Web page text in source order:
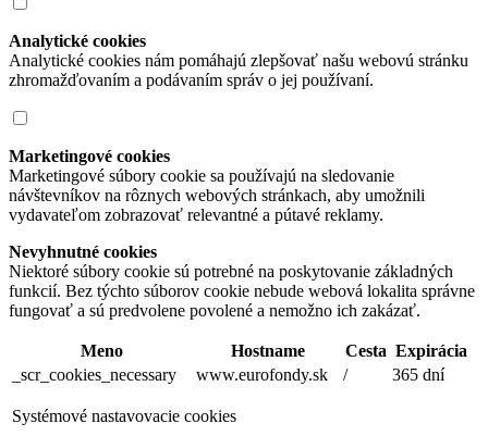
Analytické cookies
Analytické cookies nám pomáhajú zlepšovať našu webovú stránku
zhromažďovaním a podávaním správ o jej používaní.
Marketingové cookies
Marketingové súbory cookie sa používajú na sledovanie
návštevníkov na rôznych webových stránkach, aby umožnili
vydavateľom zobrazovať relevantné a pútavé reklamy.
Nevyhnutné cookies
Niektoré súbory cookie sú potrebné na poskytovanie základných
funkcií. Bez týchto súborov cookie nebude webová lokalita správne
fungovať a sú predvolene povolené a nemožno ich zakázať.
Meno Hostname Cesta Expirácia
_scr_cookies_necessary
www.eurofondy.sk / 365 dní
Systémové nastavovacie cookies